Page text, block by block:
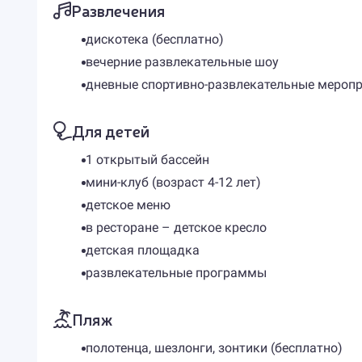
Развлечения
дискотека (бесплатно)
вечерние развлекательные шоу
дневные спортивно-развлекательные
Для детей
1 открытый бассейн
мини-клуб (возраст 4-12 лет)
детское меню
в ресторане – детское кресло
детская площадка
развлекательные программы
Пляж
полотенца, шезлонги, зонтики (бесплатно)